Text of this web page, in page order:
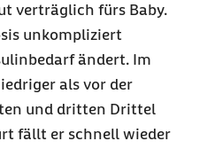
verträglich fürs Baby.
unkompliziert
ändert. Im
als vor der
und dritten Drittel
fällt er schnell wieder